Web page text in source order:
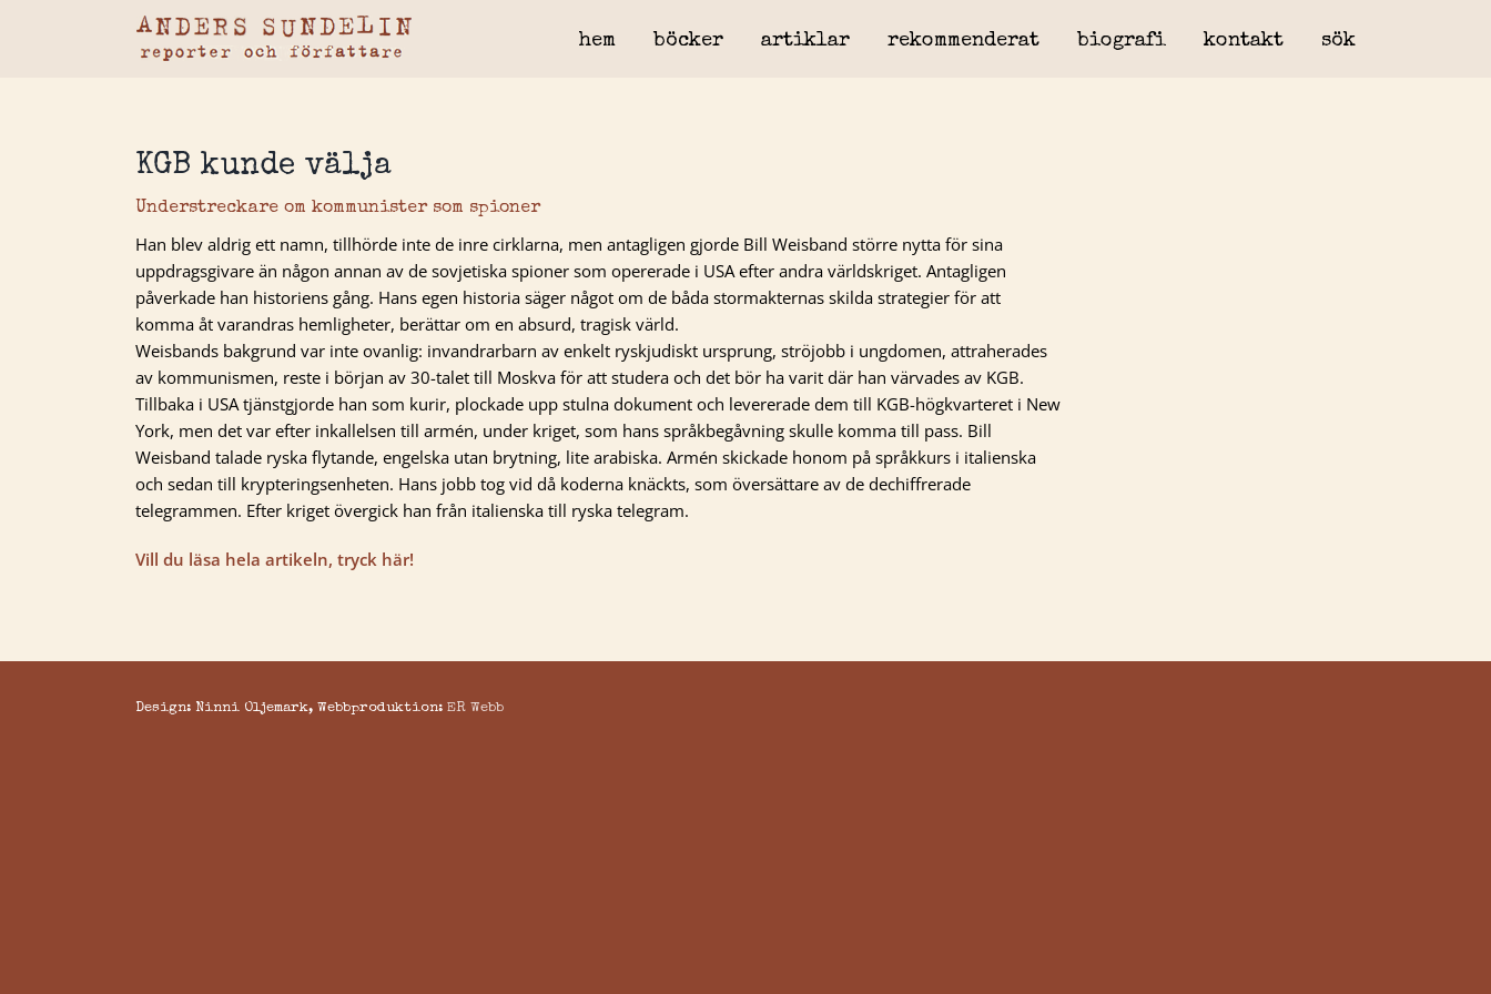
hem böcker artiklar rekommenderat biografi kontakt sök
KGB kunde välja
Understreckare om kommunister som spioner
Han blev aldrig ett namn, tillhörde inte de inre cirklarna, men antagligen gjorde Bill Weisband större nytta för sina
uppdragsgivare än någon annan av de sovjetiska spioner som opererade i USA efter andra världskriget. Antagligen
påverkade han historiens gång. Hans egen historia säger något om de båda stormakternas skilda strategier för att
komma åt varandras hemligheter, berättar om en absurd, tragisk värld.
Weisbands bakgrund var inte ovanlig: invandrarbarn av enkelt ryskjudiskt ursprung, ströjobb i ungdomen, attraherades
av kommunismen, reste i början av 30-talet till Moskva för att studera och det bör ha varit där han värvades av KGB.
Tillbaka i USA tjänstgjorde han som kurir, plockade upp stulna dokument och levererade dem till KGB-högkvarteret i New
York, men det var efter inkallelsen till armén, under kriget, som hans språkbegåvning skulle komma till pass. Bill
Weisband talade ryska flytande, engelska utan brytning, lite arabiska. Armén skickade honom på språkkurs i italienska
och sedan till krypteringsenheten. Hans jobb tog vid då koderna knäckts, som översättare av de dechiffrerade
telegrammen. Efter kriget övergick han från italienska till ryska telegram.
Vill du läsa hela artikeln, tryck här!
Design: Ninni Oljemark, Webbproduktion: ER Webb